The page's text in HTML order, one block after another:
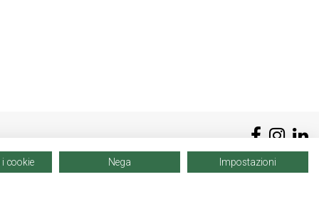
cookie Nega Impostazioni